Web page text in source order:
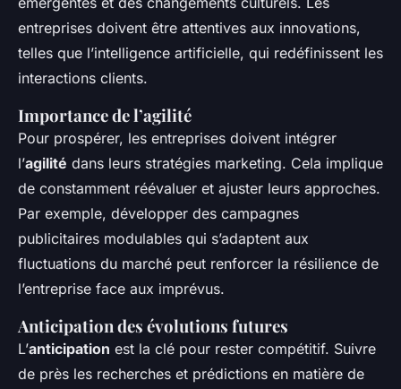
entreprises doivent être attentives aux innovations,
telles que l’intelligence artificielle, qui redéfinissent les
interactions clients.
Importance de l’agilité
Pour prospérer, les entreprises doivent intégrer
l’agilité dans leurs stratégies marketing. Cela implique
de constamment réévaluer et ajuster leurs approches.
Par exemple, développer des campagnes
publicitaires modulables qui s’adaptent aux
fluctuations du marché peut renforcer la résilience de
l’entreprise face aux imprévus.
Anticipation des évolutions futures
L’anticipation est la clé pour rester compétitif. Suivre
de près les recherches et prédictions en matière de